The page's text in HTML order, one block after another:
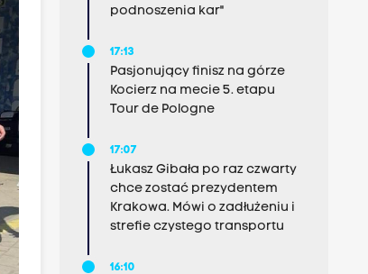
podnoszenia kar"
17:13
Pasjonujący finisz na górze
Kocierz na mecie 5. etapu
Tour de Pologne
17:07
Łukasz Gibała po raz czwarty
chce zostać prezydentem
Krakowa. Mówi o zadłużeniu i
strefie czystego transportu
16:10